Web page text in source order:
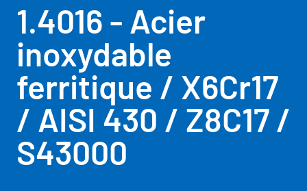
1.4016 - Acier
inoxydable
ferritique / X6Cr17
/ AISI 430 / Z8C17 /
S43000